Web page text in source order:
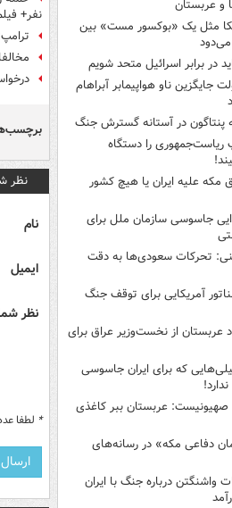
و عربستان
مثل یک «بوکسور مست» بین
می‌دود
در برابر اسرائیل متحد شویم
جایگزین ناو هواپیمابر آبراهام
پنتاگون در آستانه گسترش جنگ
ریاست‌جمهوری را دستگاه
مکه علیه ایران یا هیچ کشور
جاسوسی سازمان ملل برای
تحرکات سعودی‌ها به دقت
۱۱ سناتور آمریکایی برای توقف جنگ
از نخست‌وزیر عراق برای
که برای ایران جاسوسی
صهیونیست: عربستان ببر کاغذی
دفاعی مکه» در رسانه‌های
واشنگتن درباره جنگ با ایران
نفر+
مخالفان
نظر
نام
ایمیل
نظر
* لطفا